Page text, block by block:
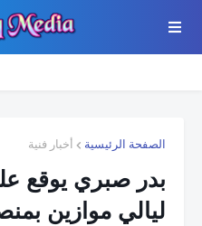
الصفحة الرئيسية أخبار فنية
بدر صبري يوقع
ليالي موازين